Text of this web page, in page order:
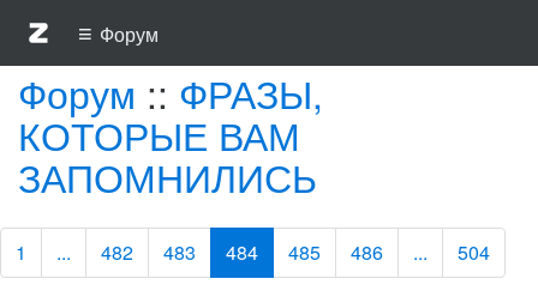
≡ Форум
Форум :: ФРАЗЫ,
КОТОРЫЕ ВАМ
ЗАПОМНИЛИСЬ
1 ... 482 483 484 485 486 ... 504